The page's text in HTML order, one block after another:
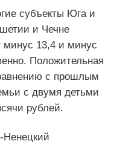
субъекты Юга и
и Чечне
минус 13,4 и минус
Положительная
с прошлым
с двумя детьми
рублей.
Ненецкий